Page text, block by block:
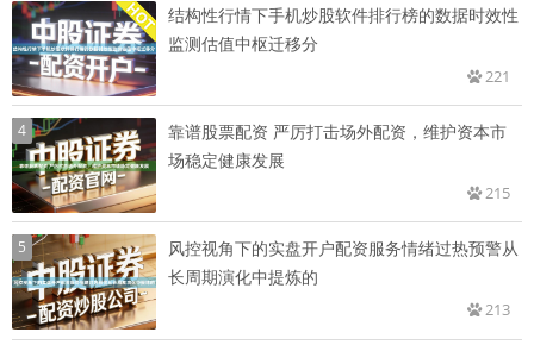
结构性行情下手机炒股软件排行榜的数据时效性
监测估值中枢迁移分
221
4
靠谱股票配资 严厉打击场外配资，维护资本市
场稳定健康发展
215
5
风控视角下的实盘开户配资服务情绪过热预警从
长周期演化中提炼的
213